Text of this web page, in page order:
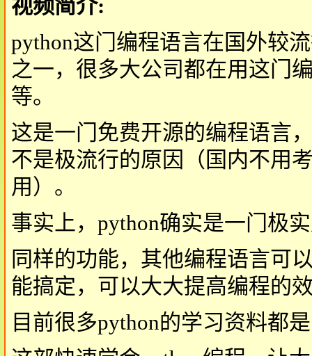
视频简介:
python这门编程语言在国外较
之一，很多大公司都在用这门
等。
这是一门免费开源的编程语言
不是极流行的原因（国内不用
用）。
事实上，python确实是一门极
同样的功能，其他编程语言可
能搞定，可以大大提高编程的
目前很多python的学习资料都